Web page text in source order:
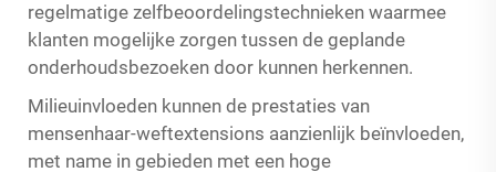
regelmatige zelfbeoordelingstechnieken waarmee
klanten mogelijke zorgen tussen de geplande
onderhoudsbezoeken door kunnen herkennen.
Milieuinvloeden kunnen de prestaties van
mensenhaar-weftextensions aanzienlijk beïnvloeden,
met name in gebieden met een hoge